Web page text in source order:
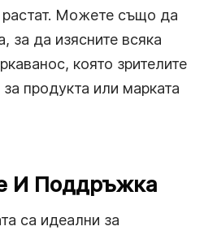
Можете също да
за да изясните всяка
която зрителите
продукта или марката
И Поддръжка
са идеални за